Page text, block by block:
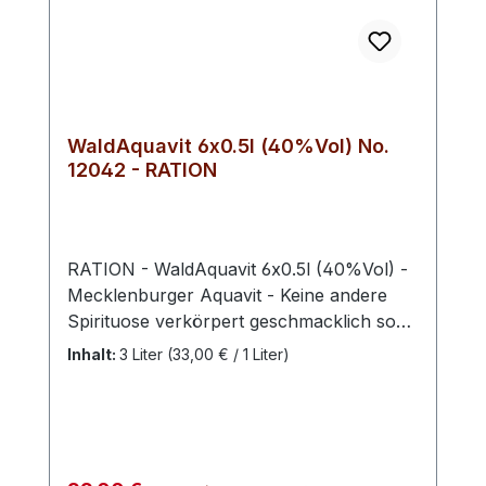
WaldAquavit 6x0.5l (40%Vol) No.
12042 - RATION
RATION - WaldAquavit 6x0.5l (40%Vol) -
Mecklenburger Aquavit - Keine andere
Spirituose verkörpert geschmacklich so
sehr den Geist des Nordens wie der
Inhalt: 3 Liter (33,00 € / 1 Liter)